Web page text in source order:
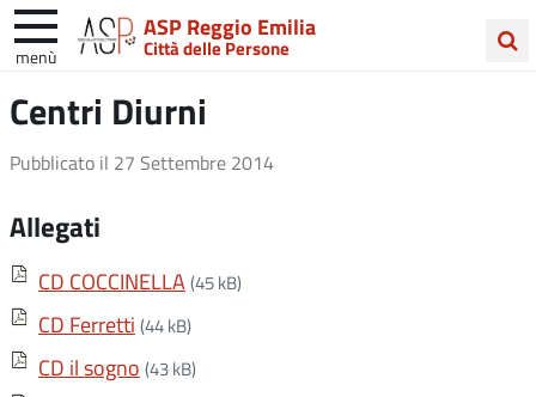
ASP Reggio Emilia
Città delle Persone
menù
nel
sito
Centri Diurni
Pubblicato il 27 Settembre 2014
Allegati
CD COCCINELLA(45 kB)
CD Ferretti (44 kB)
CD il sogno (43 kB)